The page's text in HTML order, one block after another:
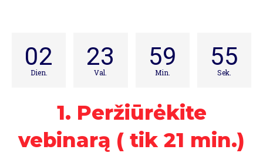
02
Dien.
23
Val.
59
Min.
55
Sek.
1. Peržiūrėkite
vebinarą ( tik 21 min.)